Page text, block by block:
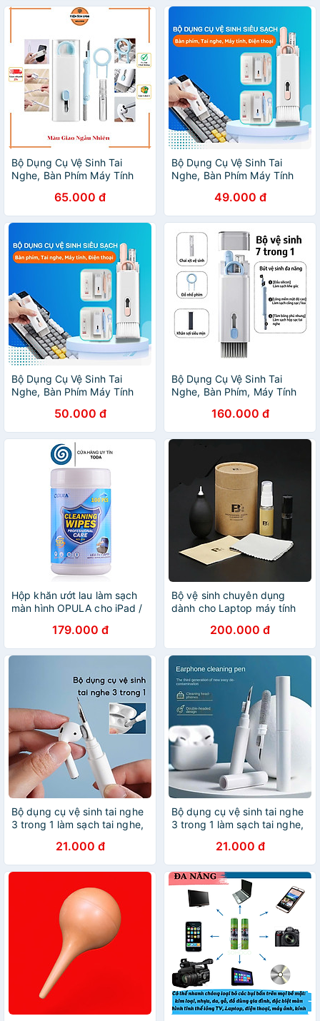
Da - Hàng Nhập Khẩu
Bộ Dụng Cụ Vệ Sinh Tai
Nghe, Bàn Phím Máy Tính
Gọn, Tiện Lợi - Hàng Chính
Hãng
65.000 đ
Bộ Dụng Cụ Vệ Sinh Tai
Nghe, Bàn Phím Máy Tính
7in1, Nhỏ Gọn, Tiện Lợi -
Multifuntional Cleaning Brush
Hàng chính hãng nhập khẩu
49.000 đ
Bộ Dụng Cụ Vệ Sinh Tai
Nghe, Bàn Phím Máy Tính
Multifuntional Cleaning Brush
Hàng chính hãng
50.000 đ
Bộ Dụng Cụ Vệ Sinh Tai
Nghe, Bàn Phím, Máy Tính
Gọn, Tiện Lợi , Bộ Vệ Sinh
Laptop Đa Năng 7 in 1 7in1
Cao Cấp Vệ Sinh Tai Nghe
ảnh Nhựa Abs Cao Cấp
Dùng Cho / Airpods / iPhone
/ iPad Quà - Hàng Nhập
Khẩu 1
160.000 đ
Hộp khăn ướt lau làm sạch
màn hình OPULA cho iPad /
Smartphone / Lens Camera -
Hàng Chính Hãng
179.000 đ
Bộ vệ sinh chuyên dụng
dành cho Laptop máy tính
thoại Ipad Kính mắt Tivi -
Hàng Chính Hãng
200.000 đ
Bộ dụng cụ vệ sinh tai nghe
3 trong 1 làm sạch tai nghe,
máy tính, máy ảnh đa năng -
Hàng chính hãng
21.000 đ
Bộ dụng cụ vệ sinh tai nghe
3 trong 1 làm sạch tai nghe,
máy tính, máy ảnh đa năng -
Hàng chính hãng
21.000 đ